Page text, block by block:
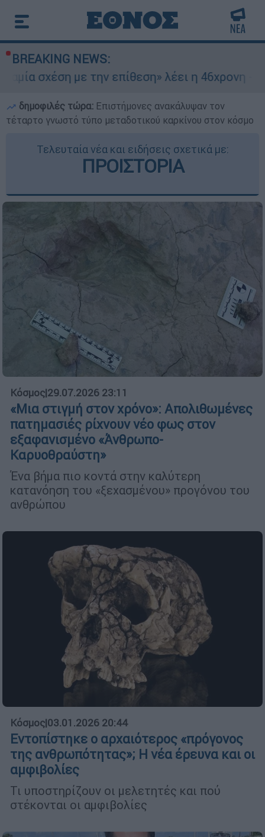
BREAKING NEWS:
την επίθεση» λέει η 46χρονη - Τι αποκάλυψε
δημοφιλές τώρα: Επιστήμονες ανακάλυψαν τον
τέταρτο γνωστό τύπο μεταδοτικού καρκίνου στον κόσμο
Τελευταία νέα και ειδήσεις σχετικά με:
ΠΡΟΙΣΤΟΡΙΑ
Κόσμος|29.07.2026 23:11
«Μια στιγμή στον χρόνο»: Απολιθωμένες
πατημασιές ρίχνουν νέο φως στον
εξαφανισμένο «Άνθρωπο-
Καρυοθραύστη»
Ένα βήμα πιο κοντά στην καλύτερη
κατανόηση του «ξεχασμένου» προγόνου του
ανθρώπου
Κόσμος|03.01.2026 20:44
Εντοπίστηκε ο αρχαιότερος «πρόγονος
της ανθρωπότητας»; Η νέα έρευνα και οι
αμφιβολίες
Τι υποστηρίζουν οι μελετητές και πού
στέκονται οι αμφιβολίες